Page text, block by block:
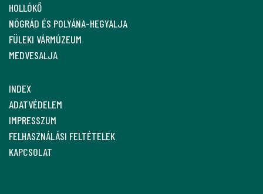
HOLLÓKŐ
NÓGRÁD ÉS POLYÁNA-HEGYALJA
FÜLEKI VÁRMÚZEUM
MEDVESALJA
INDEX
ADATVÉDELEM
IMPRESSZUM
FELHASZNÁLÁSI FELTÉTELEK
KAPCSOLAT